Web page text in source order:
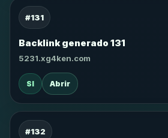
#131
Backlink generado 131
5231.xg4ken.com
SI Abrir
#132